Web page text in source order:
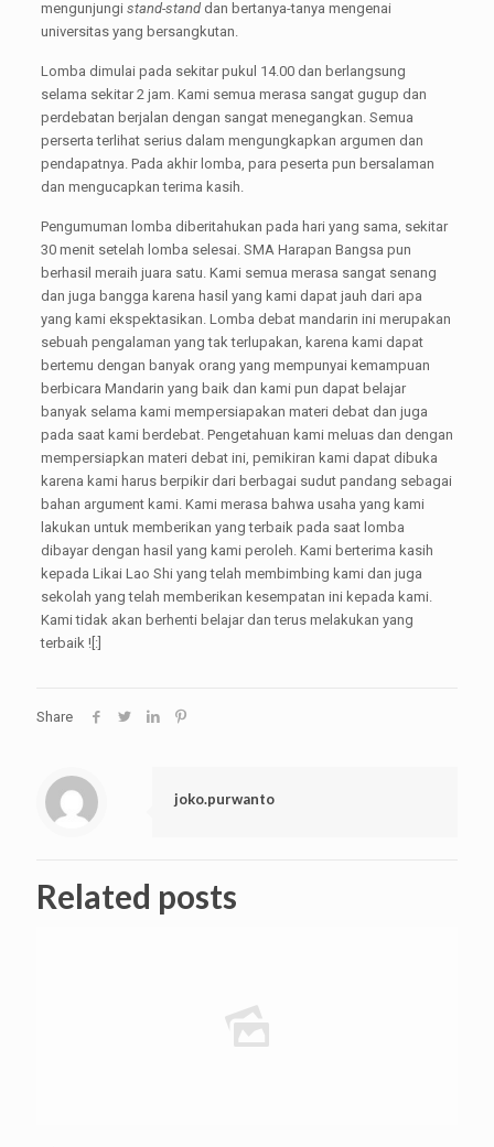
mengunjungi stand-standdan bertanya-tanya mengenai
universitas yang bersangkutan.
Lomba dimulai pada sekitar pukul 14.00 dan berlangsung
selama sekitar 2 jam. Kami semua merasa sangat gugup dan
perdebatan berjalan dengan sangat menegangkan. Semua
perserta terlihat serius dalam mengungkapkan argumen dan
pendapatnya. Pada akhir lomba, para peserta pun bersalaman
dan mengucapkan terima kasih.
Pengumuman lomba diberitahukan pada hari yang sama, sekitar
30 menit setelah lomba selesai. SMA Harapan Bangsa pun
berhasil meraih juara satu. Kami semua merasa sangat senang
dan juga bangga karena hasil yang kami dapat jauh dari apa
yang kami ekspektasikan. Lomba debat mandarin ini merupakan
sebuah pengalaman yang tak terlupakan, karena kami dapat
bertemu dengan banyak orang yang mempunyai kemampuan
berbicara Mandarin yang baik dan kami pun dapat belajar
banyak selama kami mempersiapakan materi debat dan juga
pada saat kami berdebat. Pengetahuan kami meluas dan dengan
mempersiapkan materi debat ini, pemikiran kami dapat dibuka
karena kami harus berpikir dari berbagai sudut pandang sebagai
bahan argument kami. Kami merasa bahwa usaha yang kami
lakukan untuk memberikan yang terbaik pada saat lomba
dibayar dengan hasil yang kami peroleh. Kami berterima kasih
kepada Likai Lao Shi yang telah membimbing kami dan juga
sekolah yang telah memberikan kesempatan ini kepada kami.
Kami tidak akan berhenti belajar dan terus melakukan yang
terbaik ![:]
Share
joko.purwanto
Related posts